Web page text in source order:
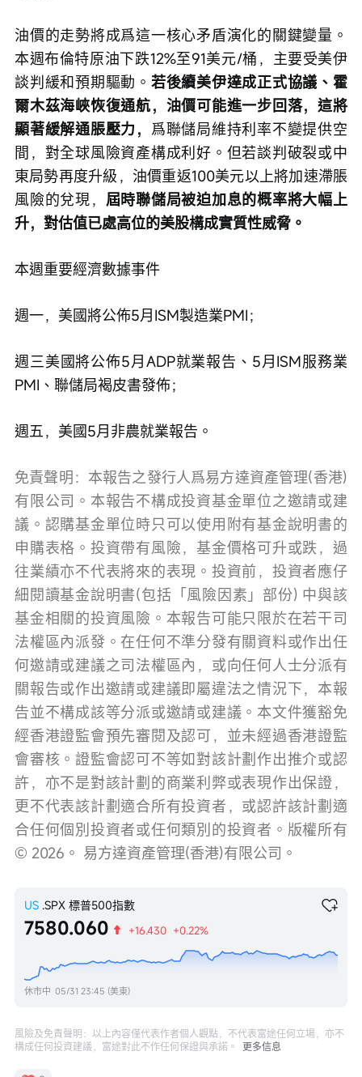
油價的走勢將成爲這一核心矛盾演化的關鍵變量。
本週布倫特原油下跌12%至91美元/桶，主要受美伊
談判緩和預期驅動。 若後續美伊達成正式協議、霍
爾木茲海峽恢復通航，油價可能進一步回落，這將
顯著緩解通脹壓力， 爲聯儲局維持利率不變提供空
間，對全球風險資產構成利好。但若談判破裂或中
東局勢再度升級，油價重返100美元以上將加速滯脹
風險的兌現， 屆時聯儲局被迫加息的概率將大幅上
升，對估值已處高位的美股構成實質性威脅。
本週重要經濟數據事件
週一，美國將公佈5月ISM製造業PMI；
週三美國將公佈5月ADP就業報告、5月ISM服務業
PMI、聯儲局褐皮書發佈；
週五，美國5月非農就業報告。
免責聲明：本報告之發行人爲易方達資產管理(香港)
有限公司。本報告不構成投資基金單位之邀請或建
議。認購基金單位時只可以使用附有基金說明書的
申購表格。投資帶有風險，基金價格可升或跌，過
往業績亦不代表將來的表現。投資前，投資者應仔
細閱讀基金說明書(包括「風險因素」部份) 中與該
基金相關的投資風險。本報告可能只限於在若干司
法權區內派發。在任何不準分發有關資料或作出任
何邀請或建議之司法權區內，或向任何人士分派有
關報告或作出邀請或建議即屬違法之情況下，本報
告並不構成該等分派或邀請或建議。本文件獲豁免
經香港證監會預先審閱及認可，並未經過香港證監
會審核。證監會認可不等如對該計劃作出推介或認
許，亦不是對該計劃的商業利弊或表現作出保證，
更不代表該計劃適合所有投資者，或認許該計劃適
合任何個別投資者或任何類別的投資者。版權所有
© 2026。 易方達資產管理(香港)有限公司。
US .SPX 標普500指數
7580.060 +16.430 +0.22%
休市中 05/31 23:45 (美東)
風險及免責聲明：以上內容僅代表作者個人觀點，不代表富途任何立場，亦不
構成任何投資建議，富途對此不作任何保證與承諾。
更多信息